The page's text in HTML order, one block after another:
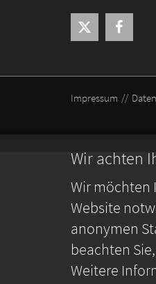
Wir achten
Wir möchten
Website
anonymen
beachten
Weitere
Impressum